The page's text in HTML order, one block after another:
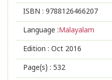
ISBN : 9788126466207
Language :Malayalam
Edition : Oct 2016
Page(s) : 532